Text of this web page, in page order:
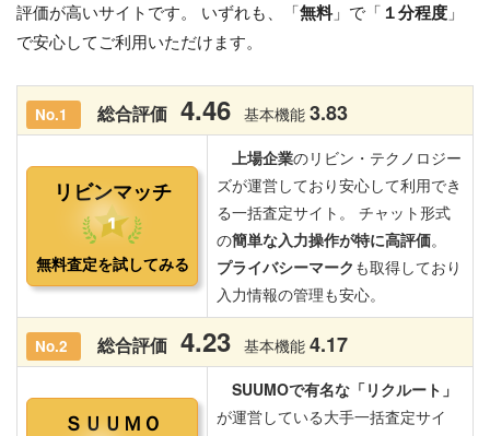
評価が高いサイトです。 いずれも、「 無料」で「 １分程度 」
で安心してご利用いただけます。